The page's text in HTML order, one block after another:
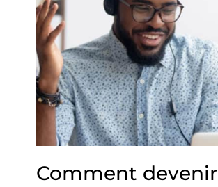
Comment devenir